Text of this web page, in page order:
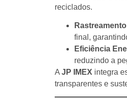
reciclados.
final,
Eficiência
reduzindo a
A JP IMEX integra
transparentes e